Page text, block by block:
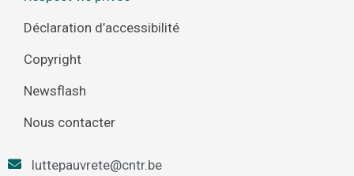
Déclaration d’accessibilité
Copyright
Newsflash
Nous contacter
luttepauvrete@cntr.be